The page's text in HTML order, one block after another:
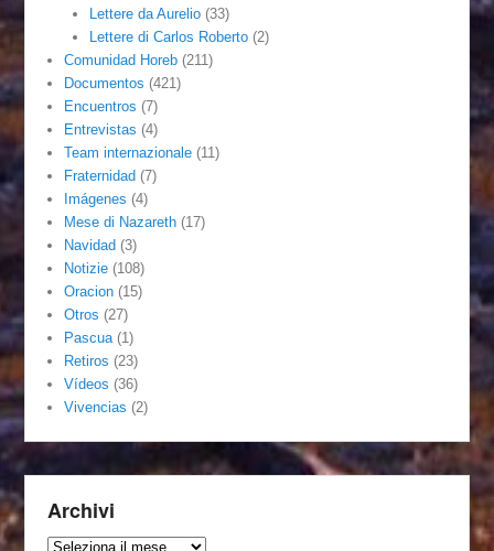
Lettere da Aurelio(33)
Lettere di Carlos Roberto(2)
Comunidad Horeb (211)
Documentos (421)
Encuentros (7)
Entrevistas (4)
Team internazionale (11)
Fraternidad (7)
Imágenes (4)
Mese di Nazareth (17)
Navidad (3)
Notizie (108)
Oracion (15)
Otros (27)
Pascua (1)
Retiros (23)
Vídeos (36)
Vivencias (2)
Archivi
Archivi